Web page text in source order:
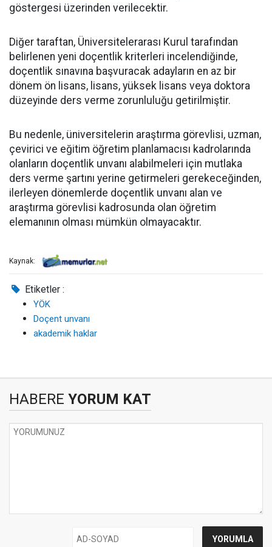
göstergesi üzerinden verilecektir.
Diğer taraftan, Üniversitelerarası Kurul tarafından
belirlenen yeni doçentlik kriterleri incelendiğinde,
doçentlik sınavına başvuracak adayların en az bir
dönem ön lisans, lisans, yüksek lisans veya doktora
düzeyinde ders verme zorunluluğu getirilmiştir.
Bu nedenle, üniversitelerin araştırma görevlisi, uzman,
çevirici ve eğitim öğretim planlamacısı kadrolarında
olanların doçentlik unvanı alabilmeleri için mutlaka
ders verme şartını yerine getirmeleri gerekeceğinden,
ilerleyen dönemlerde doçentlik unvanı alan ve
araştırma görevlisi kadrosunda olan öğretim
elemanının olması mümkün olmayacaktır.
Kaynak:
Etiketler :
YÖK
Doçent unvanı
akademik haklar
HABERE YORUM KAT